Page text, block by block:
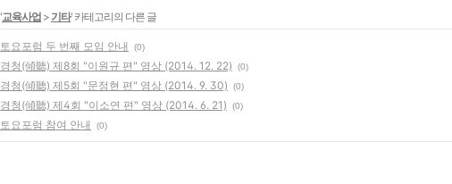
'교육사업 > 기타' 카테고리의 다른 글
토요포럼 두 번째 모임 안내 (0)
경청(傾聽) 제8회 "이원규 편" 영상 (2014. 12. 22) (0)
경청(傾聽) 제5회 "문정현 편" 영상 (2014. 9. 30) (0)
경청(傾聽) 제4회 "이소연 편" 영상 (2014. 6. 21) (0)
토요포럼 참여 안내 (0)